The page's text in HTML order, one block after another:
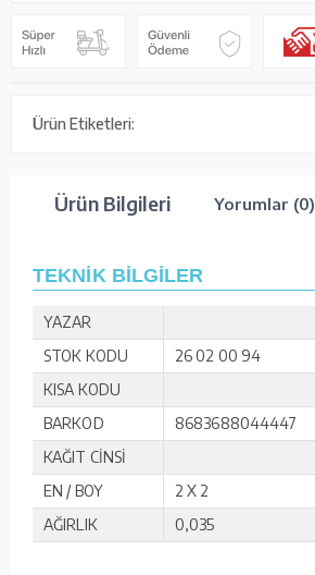
Ürün Etiketleri:
Ürün Bilgileri Yorumlar (0)
TEKNİK BİLGİLER
YAZAR
STOK KODU
26 02 00 94
KISA KODU
BARKOD
8683688044447
KAĞIT CİNSİ
EN / BOY
2 X 2
AĞIRLIK
0,035